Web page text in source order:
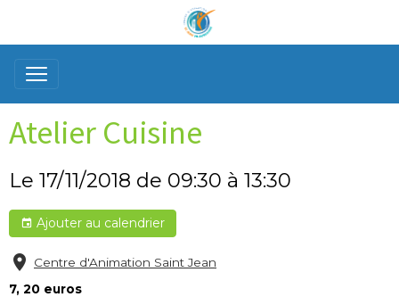
Atelier Cuisine
Le 17/11/2018 de 09:30 à 13:30
Ajouter au calendrier
Centre d'Animation Saint Jean
7, 20 euros